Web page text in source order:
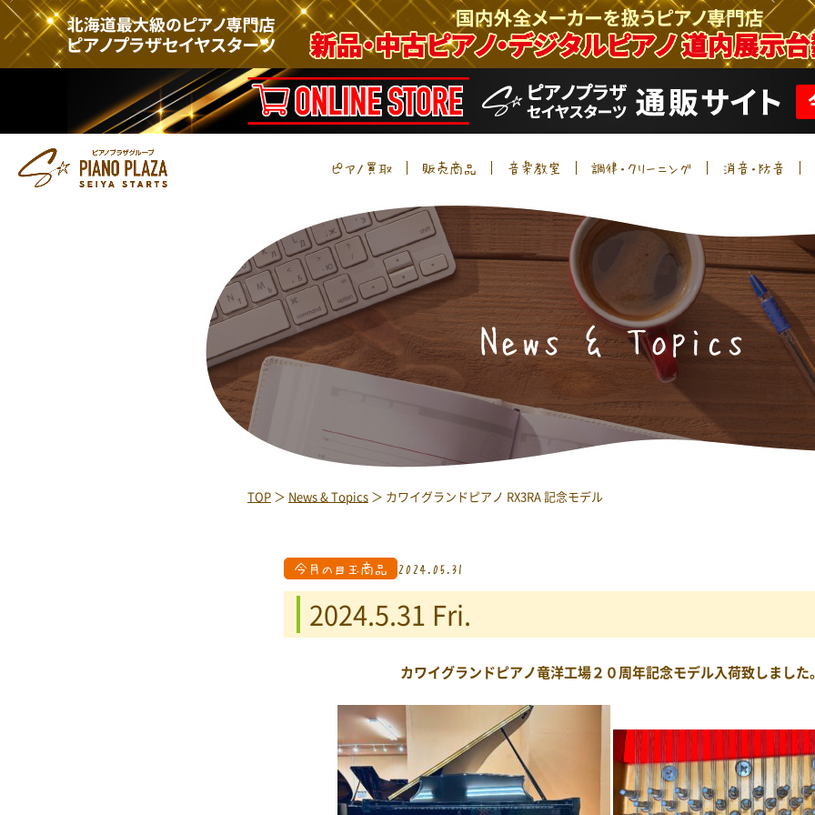
ピアノ買取 販売商品 音楽教室 調律・クリーニング 消音・防音
News & Topics
TOP ＞ News & Topics ＞ カワイグランドピアノ RX3RA 記念モデル
今月の目玉商品 2024.05.31
2024.5.31 Fri.
カワイグランドピアノ竜洋工場２０周年記念モデル入荷致しました